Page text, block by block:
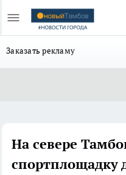
Заказать рекламу
На севере
спортплощадку